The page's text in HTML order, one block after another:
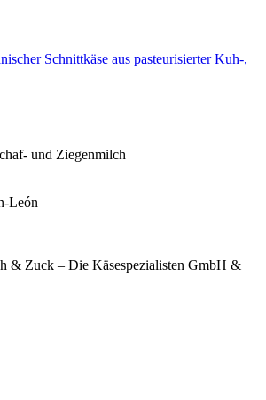
Schnittkäse aus pasteurisierter Kuh-,
und Ziegenmilch
León
& Zuck – Die Käsespezialisten GmbH &